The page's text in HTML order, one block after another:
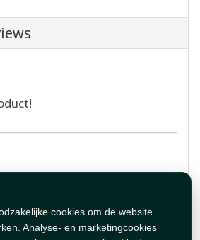
cookies om de website
Analyse- en marketingcookies